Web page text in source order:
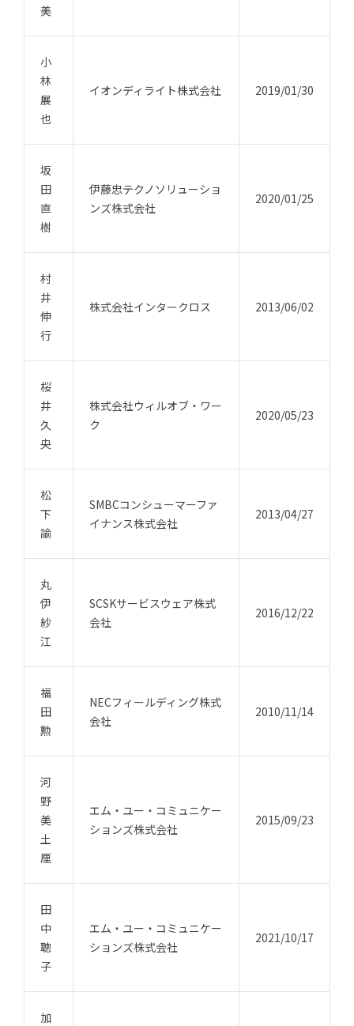
美
小
林
展
也
イオンディライト株式会社 2019/01/30
坂
田
直
樹
伊藤忠テクノソリューショ
ンズ株式会社
2020/01/25
村
井
伸
行
株式会社インタークロス 2013/06/02
桜
井
久
央
株式会社ウィルオブ・ワー
ク
2020/05/23
松
下
諭
SMBCコンシューマーファ
イナンス株式会社
2013/04/27
丸
伊
紗
江
SCSKサービスウェア株式
会社
2016/12/22
福
田
勲
NECフィールディング株式
会社
2010/11/14
河
野
美
土
厘
エム・ユー・コミュニケー
ションズ株式会社
2015/09/23
田
中
聰
子
エム・ユー・コミュニケー
ションズ株式会社
2021/10/17
加